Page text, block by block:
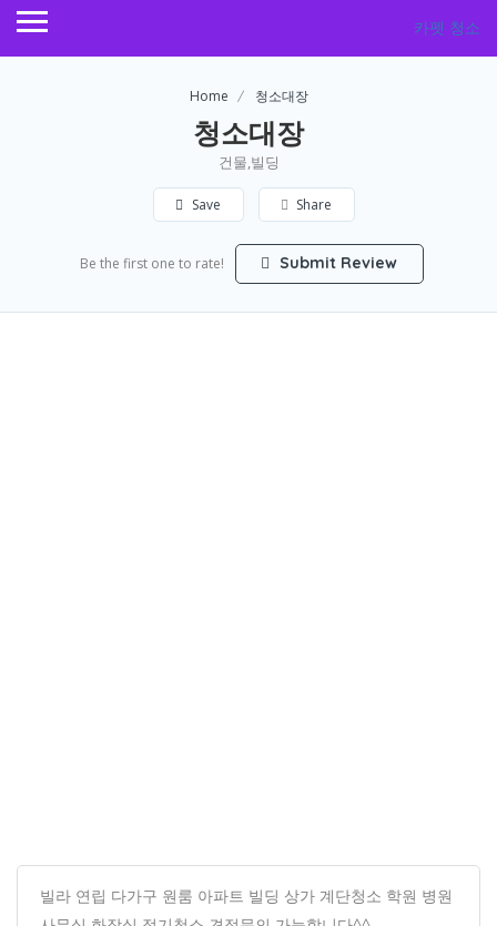
카펫 청소
Home 청소대장
청소대장
건물,빌딩
Save Share
Be the first one to rate! Submit Review
빌라 연립 다가구 원룸 아파트 빌딩 상가 계단청소 학원 병원